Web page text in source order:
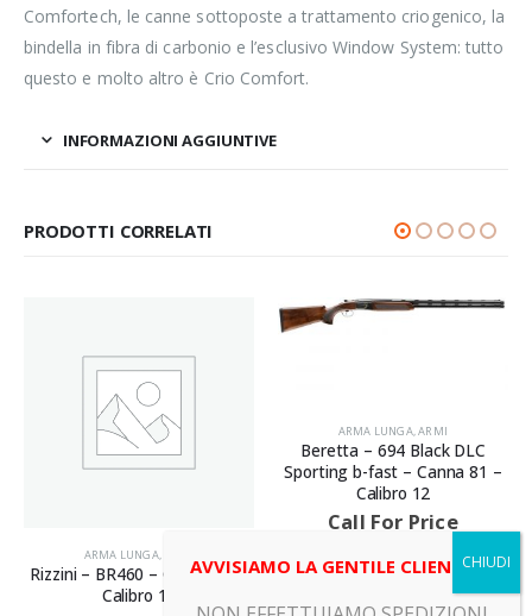
Comfortech, le canne sottoposte a trattamento criogenico, la
bindella in fibra di carbonio e l’esclusivo Window System: tutto
questo e molto altro è Crio Comfort.
INFORMAZIONI AGGIUNTIVE
PRODOTTI CORRELATI
ARMA LUNGA,
Rizzini – BR460 – Canna 76 –
Calibro 12
ARMA LUNGA,ARMI
Beretta – 694 Black DLC
Sporting b-fast – Canna 81 –
Calibro 12
Call For Price
AVVISIAMO LA GENTILE CLIENTELA